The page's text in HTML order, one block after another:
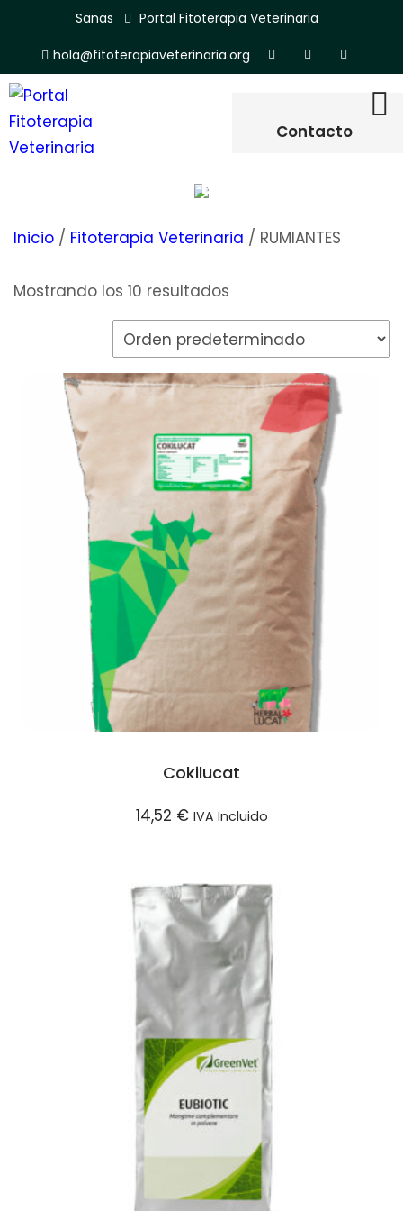
Sanas Portal Fitoterapia Veterinaria
hola@fitoterapiaveterinaria.org
Contacto
Categoría:RUMIANTES
Inicio / Fitoterapia Veterinaria / RUMIANTES
Mostrando los 10 resultados
Cokilucat
14,52 € IVA Incluido